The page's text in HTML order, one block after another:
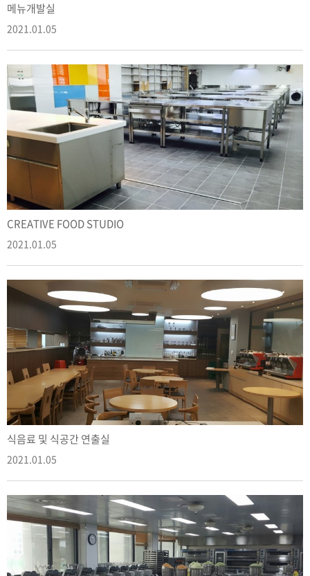
메뉴개발실
2021.01.05
CREATIVE FOOD STUDIO
2021.01.05
식음료 및 식공간 연출실
2021.01.05